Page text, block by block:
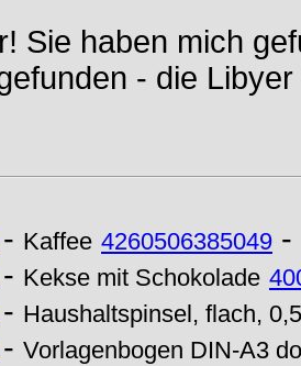
Sie haben mich
- die
- Kaffee 4260506385049 -
- Kekse mit Schokolade
- Haushaltspinsel, flach,
- Vorlagenbogen DIN-A3